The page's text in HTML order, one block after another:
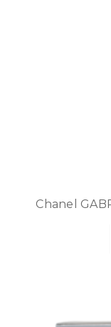
Chanel